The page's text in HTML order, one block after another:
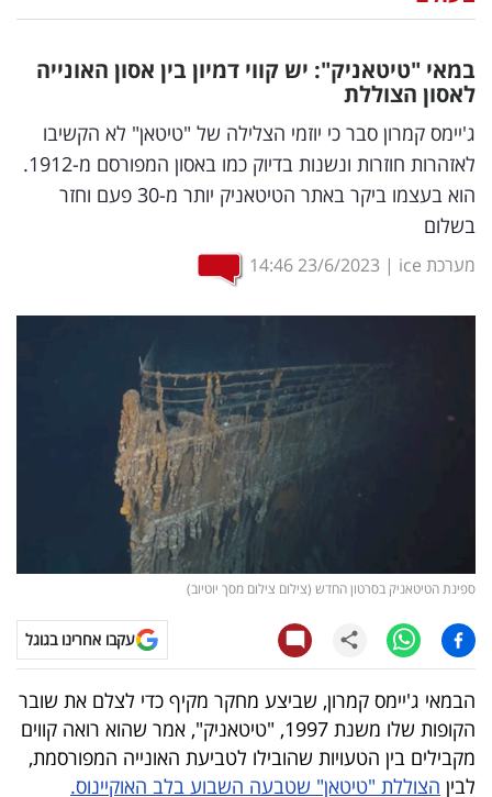
דיגיטל
וטק
שיווק
ופרסום
משפט
מדדים
ויראלי
טלוויזיה
עסקי
ספורט
קריירה
במאי "טיטאניק": יש קווי דמיון בין אסון האונייה
לאסון הצוללת
ג'יימס קמרון סבר כי יוזמי הצלילה של "טיטאן" לא הקשיבו
לאזהרות חוזרות ונשנות בדיוק כמו באסון המפורסם מ-1912.
הוא בעצמו ביקר באתר הטיטאניק יותר מ-30 פעם וחזר
בשלום
מערכת ice |
23/6/2023
14:46
ספינת הטיטאניק בסרטון החדש (צילום צילום מסך יוטיוב)
עקבו אחרינו בגוגל
הבמאי ג'יימס קמרון, שביצע מחקר מקיף כדי לצלם את שובר
הקופות שלו משנת 1997, "טיטאניק", אמר שהוא רואה קווים
מקבילים בין הטעויות שהובילו לטביעת האונייה המפורסמת,
לבין הצוללת "טיטאן" שטבעה השבוע בלב האוקיינוס.